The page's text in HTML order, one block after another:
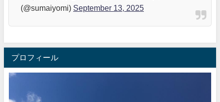
(@sumaiyomi) September 13, 2025
プロフィール